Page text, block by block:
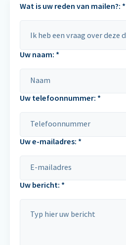
Wat is uw reden van mailen?: *
Uw naam: *
Uw telefoonnummer: *
Uw e-mailadres: *
Uw bericht: *